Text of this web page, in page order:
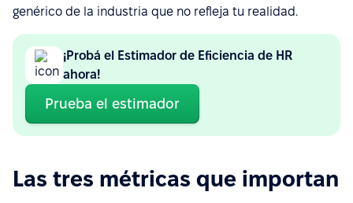
genérico de la industria que no refleja tu realidad.
¡Probá el Estimador de Eficiencia de HR
ahora!
Prueba el estimador
Las tres métricas que importan